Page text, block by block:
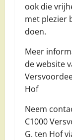
ook die
met plezier
doen.
Meer
de website
Hof
Neem
C1000
G. ten Hof